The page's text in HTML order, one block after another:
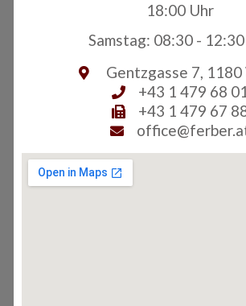
18:00 Uhr
Samstag: 08:30 -
Gentzgasse 7, 1180
+43 1 479 68
+43 1 479 67